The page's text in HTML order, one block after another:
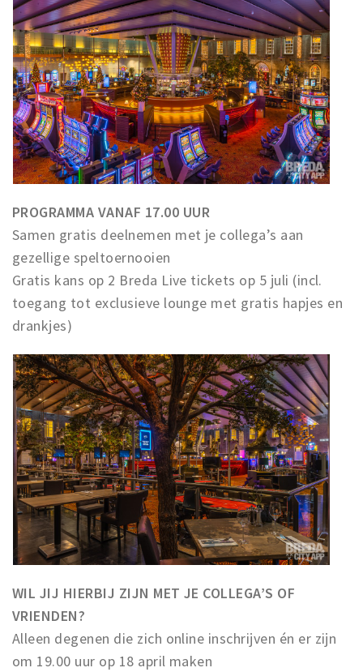
PROGRAMMA VANAF 17.00 UUR
Samen gratis deelnemen met je collega’s aan
gezellige speltoernooien
Gratis kans op 2 Breda Live tickets op 5 juli (incl.
toegang tot exclusieve lounge met gratis hapjes en
drankjes)
WIL JIJ HIERBIJ ZIJN MET JE COLLEGA’S OF
VRIENDEN?
Alleen degenen die zich online inschrijven én er zijn
om 19.00 uur op 18 april maken